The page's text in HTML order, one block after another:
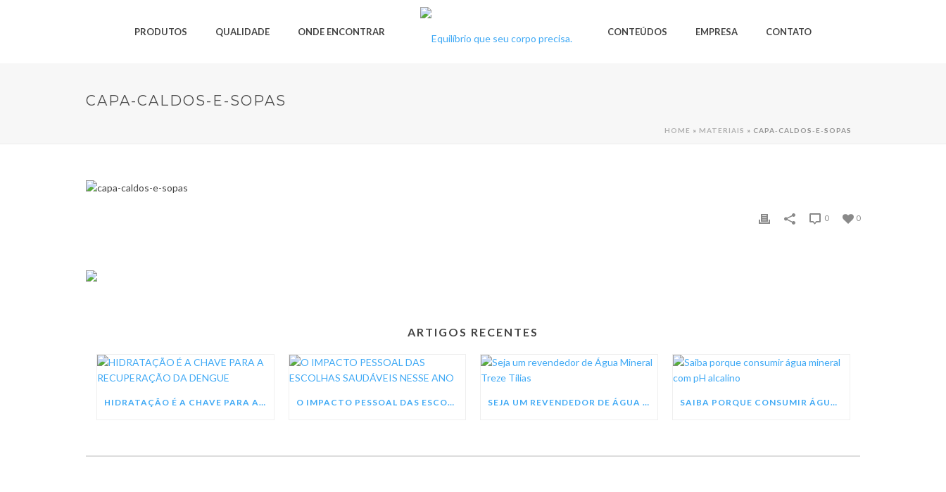
PRODUTOS QUALIDADE ONDE ENCONTRAR CONTEÚDOS EMPRESA CONTATO
CAPA-CALDOS-E-SOPAS
HOME » MATERIAIS » CAPA-CALDOS-E-SOPAS
0
0
ARTIGOS RECENTES
HIDRATAÇÃO É A CHAVE PARA A RECUPERAÇÃO DA DENGUE O IMPACTO PESSOAL DAS ESCOLHAS SAUDÁVEIS NESSE ANO SEJA UM REVENDEDOR DE ÁGUA MINERAL TREZE TÍLIAS SAIBA PORQUE CONSUMIR ÁGUA MINERAL COM PH ALCALINO